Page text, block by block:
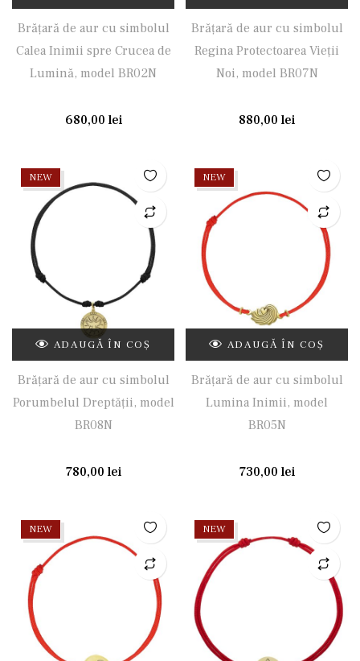
Brățară de aur cu simbolul
Calea Inimii spre Crucea de
Lumină, model BR02N
680,00 lei
Brățară de aur cu simbolul
Regina Protectoarea Vieții
Noi, model BR07N
880,00 lei
NEW
ADAUGĂ ÎN COȘ
Brățară de aur cu simbolul
Porumbelul Dreptății, model
BR08N
780,00 lei
NEW
ADAUGĂ ÎN COȘ
Brățară de aur cu simbolul
Lumina Inimii, model
BR05N
730,00 lei
NEW NEW